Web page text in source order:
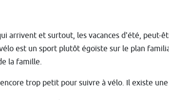
arrivent et surtout, les vacances d'été, peut-
est un sport plutôt égoïste sur le plan
la famille.
trop petit pour suivre à vélo. Il existe